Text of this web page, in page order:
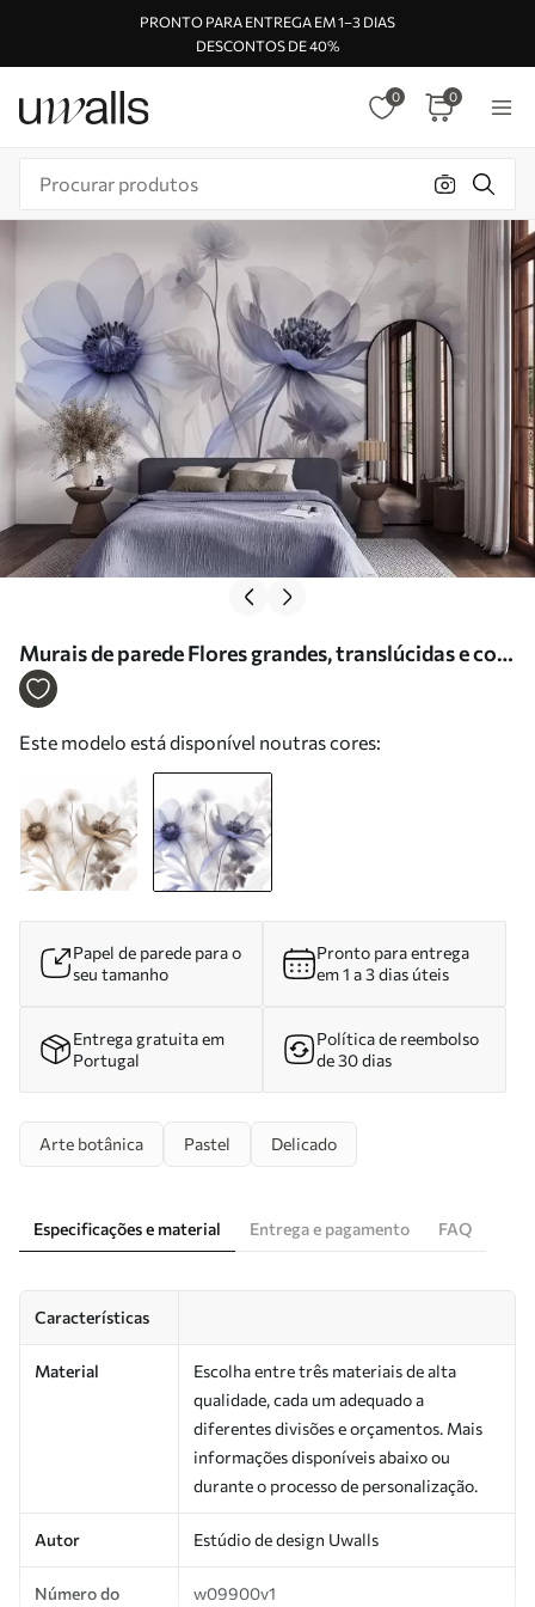
PRONTO PARA ENTREGA EM 1–3 DIAS
DESCONTOS DE 40%
0 0
Murais de parede Flores grandes, translúcidas e com
tons de azul, pétalas delicadas, folhas plumosas e
Este modelo está disponível noutras cores:
Papel de parede para o
seu tamanho
Pronto para entrega
em 1 a 3 dias úteis
Entrega gratuita em
Portugal
Política de reembolso
de 30 dias
Arte botânica Pastel Delicado
Especificações e material Entrega e pagamento FAQ
Características
Material
Escolha entre três materiais de alta
qualidade, cada um adequado a
diferentes divisões e orçamentos. Mais
informações disponíveis abaixo ou
durante o processo de personalização.
Autor Estúdio de design Uwalls
Número do
w09900v1